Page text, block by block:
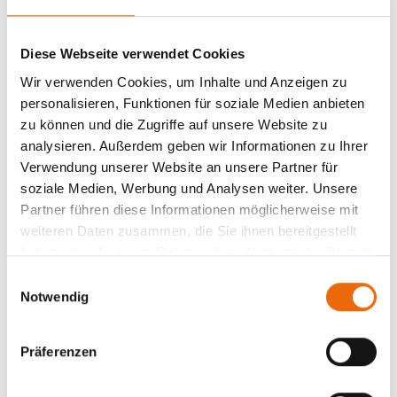
Diese Webseite verwendet Cookies
Wir verwenden Cookies, um Inhalte und Anzeigen zu
personalisieren, Funktionen für soziale Medien anbieten
zu können und die Zugriffe auf unsere Website zu
analysieren. Außerdem geben wir Informationen zu Ihrer
Verwendung unserer Website an unsere Partner für
soziale Medien, Werbung und Analysen weiter. Unsere
Partner führen diese Informationen möglicherweise mit
weiteren Daten zusammen, die Sie ihnen bereitgestellt
haben oder die sie im Rahmen Ihrer Nutzung der Dienste
Notwendig
Präferenzen